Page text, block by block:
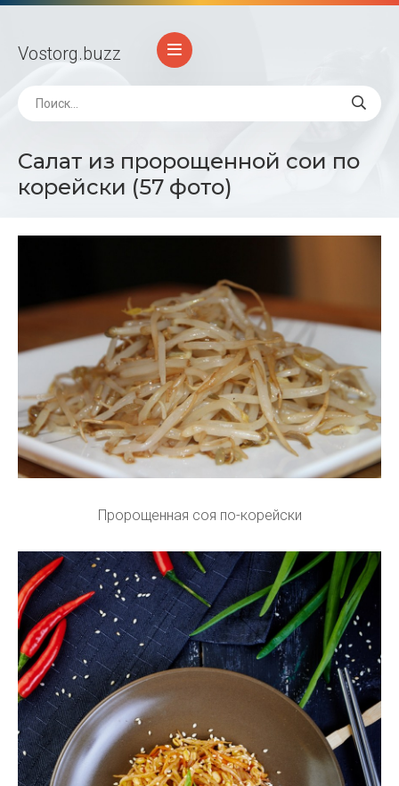
Vostorg.buzz
Салат из пророщенной сои по
корейски (57 фото)
Пророщенная соя по-корейски